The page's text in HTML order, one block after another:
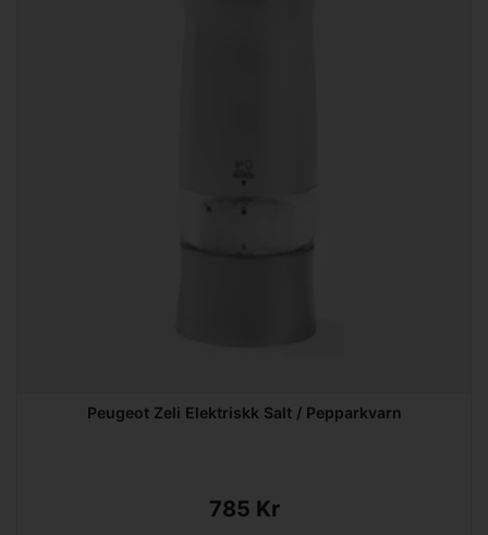
Peugeot Zeli Elektriskk Salt / Pepparkvarn
785 Kr